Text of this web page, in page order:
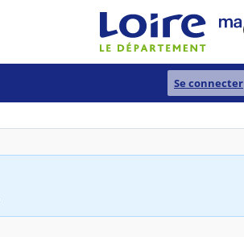
Se connecter